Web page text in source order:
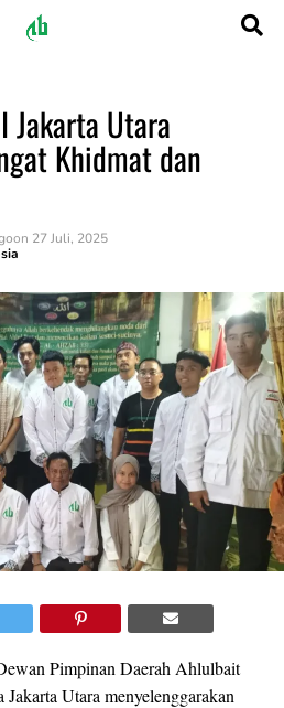
Jakarta Utara
Khidmat dan
on 27 Juli, 2025
Pimpinan Daerah Ahlulbait
Utara menyelenggarakan